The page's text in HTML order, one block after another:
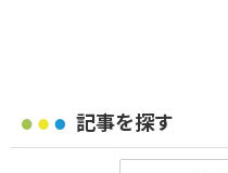
記事を探す